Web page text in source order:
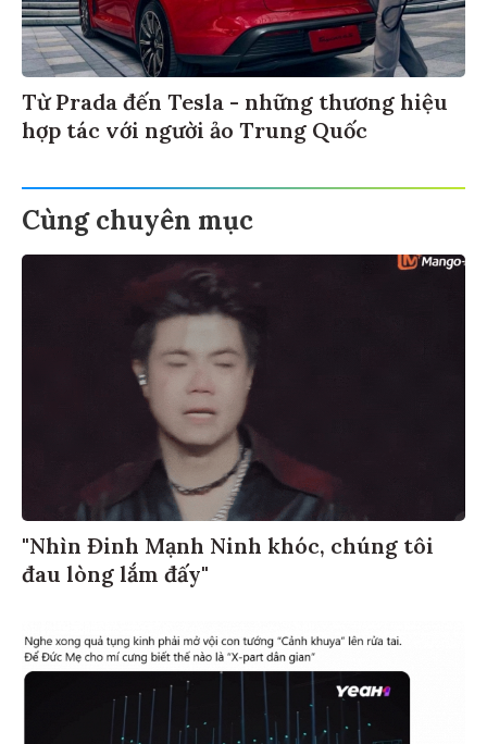
Từ Prada đến Tesla - những thương hiệu
hợp tác với người ảo Trung Quốc
Cùng chuyên mục
"Nhìn Đinh Mạnh Ninh khóc, chúng tôi
đau lòng lắm đấy"